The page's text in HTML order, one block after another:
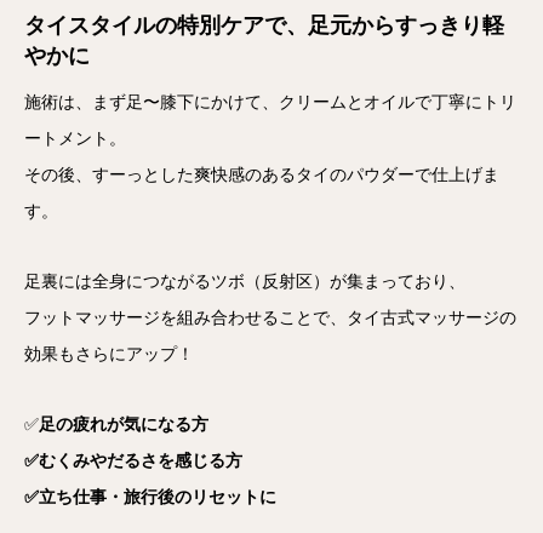
タイスタイルの特別ケアで、足元からすっきり軽
やかに
施術は、まず足〜膝下にかけて、クリームとオイルで丁寧にトリ
ートメント。
その後、すーっとした爽快感のあるタイのパウダーで仕上げま
す。
足裏には全身につながるツボ（反射区）が集まっており、
フットマッサージを組み合わせることで、タイ古式マッサージの
効果もさらにアップ！
✅足の疲れが気になる方
✅むくみやだるさを感じる方
✅立ち仕事・旅行後のリセットに